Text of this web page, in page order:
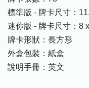
標準版 - 牌卡尺寸：
迷你版 - 牌卡尺寸：8
牌卡形狀：長方形
外盒包裝：紙盒
說明手冊：英文